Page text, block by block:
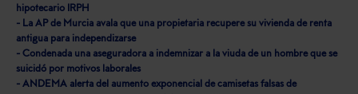
hipotecario IRPH
- La AP de Murcia avala que una propietaria recupere su vivienda de renta
antigua para independizarse
- Condenada una aseguradora a indemnizar a la viuda de un hombre que se
suicidó por motivos laborales
- ANDEMA alerta del aumento exponencial de camisetas falsas de